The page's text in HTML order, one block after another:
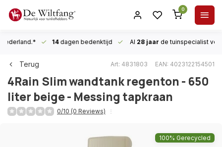
0
14dagen bedenktijd Al 28 jaar de tuinspecialist
Terug Art: 4831803 EAN: 4023122154501
4Rain Slim wandtank regenton - 650
liter beige - Messing tapkraan
0/10 (0 Reviews)
100% Gerecycled